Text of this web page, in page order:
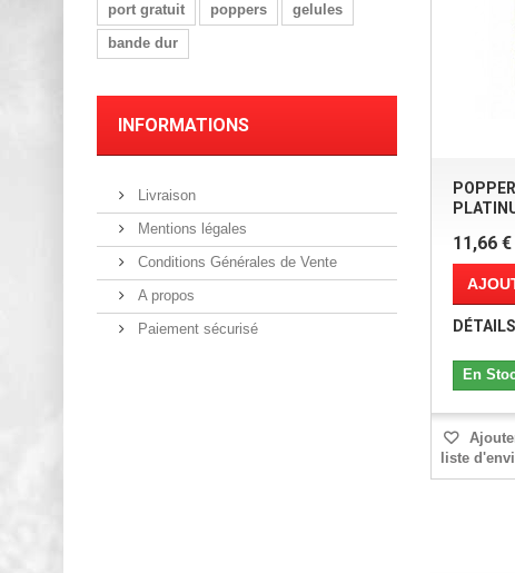
port gratuit
poppers
gelules
bande dur
INFORMATIONS
Livraison
Mentions légales
Conditions Générales de Vente
A propos
Paiement sécurisé
11,66 €
DÉTAILS
En
liste